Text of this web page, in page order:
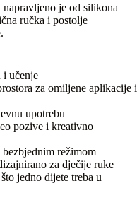
je od silikona
ručka i postolje
i učenje
za omiljene aplikacije i
upotrebu
pozive i kreativno
režimom
za dječije ruke
jedno dijete treba u